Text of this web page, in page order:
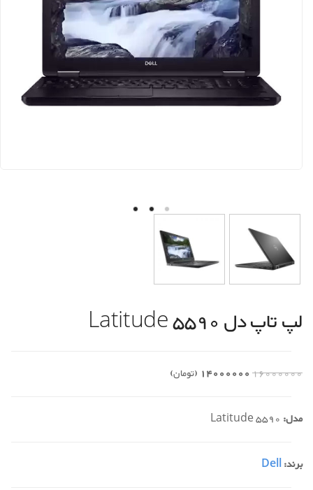
لپ تاپ دل Latitude 5590
16000000
14000000 (تومان)
مدل: Latitude 5590
برند:Dell